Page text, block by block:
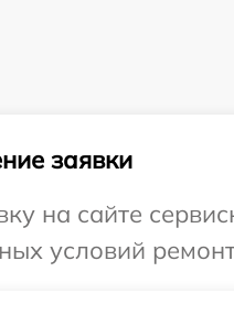
заявки
на сайте
условий